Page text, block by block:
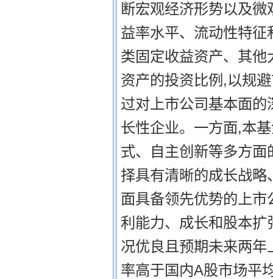
断宏观经济形势以及
益率水平、流动性特
类固定收益资产、其
资产的投资比例,以规
过对上市公司基本面
长性企业。一方面,本
式、自主创新等多方
择具有清晰的成长战
面具备领先优势的上
利能力、成长和股本
况优良且预期未来两
率高于国内A股市场平